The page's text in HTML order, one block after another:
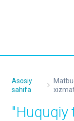
Asosiy
sahifa
"Huquqiy